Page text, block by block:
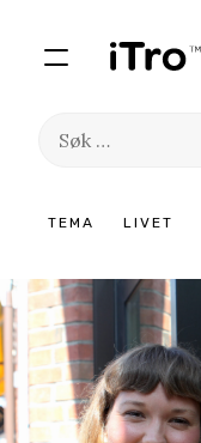
TEMA LIVET
Søk
innhold